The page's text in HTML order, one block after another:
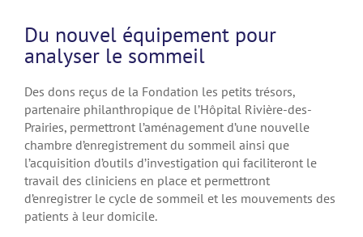
Du nouvel équipement pour
analyser le sommeil
Des dons reçus de la Fondation les petits trésors,
partenaire philanthropique de l’Hôpital Rivière-des-
Prairies, permettront l’aménagement d’une nouvelle
chambre d’enregistrement du sommeil ainsi que
l’acquisition d’outils d’investigation qui faciliteront le
travail des cliniciens en place et permettront
d’enregistrer le cycle de sommeil et les mouvements des
patients à leur domicile.